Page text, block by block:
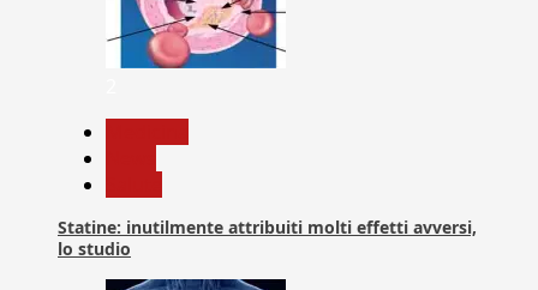
Statine: inutilmente attribuiti molti effetti avversi,
lo studio